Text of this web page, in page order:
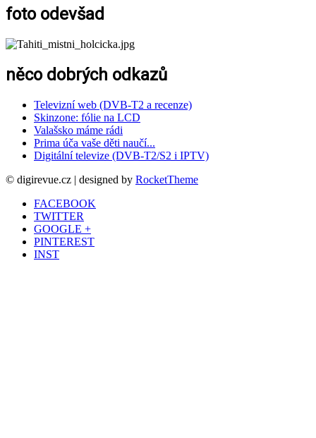
foto odevšad
něco dobrých odkazů
Televizní web (DVB-T2 a recenze)
Skinzone: fólie na LCD
Valašsko máme rádi
Prima úča vaše děti naučí...
Digitální televize (DVB-T2/S2 i IPTV)
© digirevue.cz | designed by RocketTheme
FACEBOOK
TWITTER
GOOGLE +
PINTEREST
INST